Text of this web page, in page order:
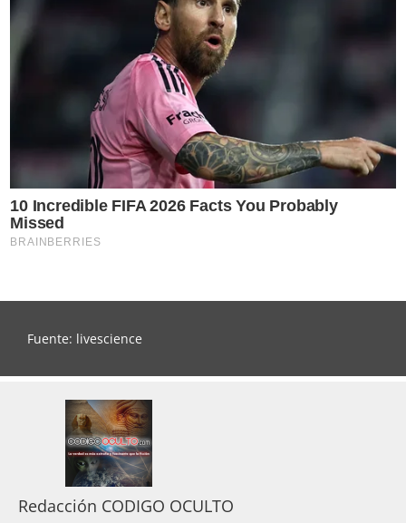
Fuente: livescience
Redacción CODIGO OCULTO